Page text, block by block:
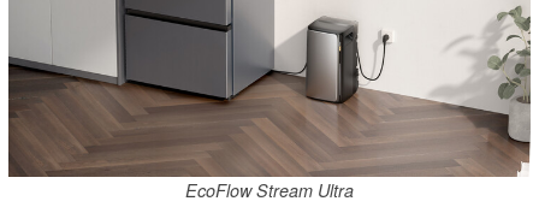
EcoFlow Stream Ultra